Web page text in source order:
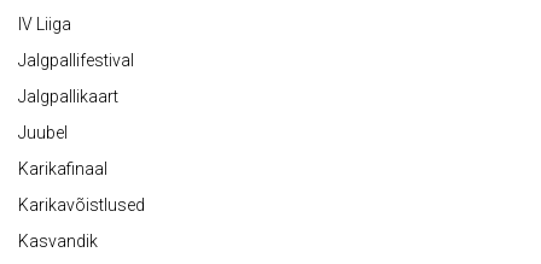
IV Liiga
Jalgpallifestival
Jalgpallikaart
Juubel
Karikafinaal
Karikavõistlused
Kasvandik